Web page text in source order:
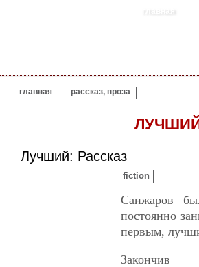
главная
ВЫ ЗДЕСЬ
главная рассказ, проза
Лучший: Рассказ
fiction
Санжаров
постоянно
первым,
Закончив